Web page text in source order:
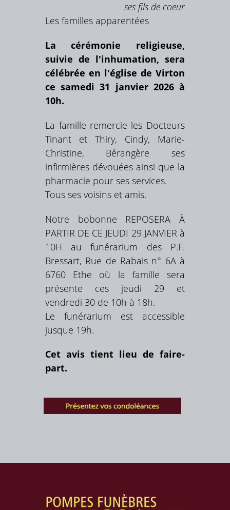
ses fils de coeur
Les familles apparentées
La cérémonie religieuse,
suivie de l'inhumation, sera
célébrée en l'église de Virton
ce samedi 31 janvier 2026 à
10h.
La famille remercie les Docteurs
Tinant et Thiry, Cindy, Marie-
Christine, Bérangère ses
infirmières dévouées ainsi que la
pharmacie pour ses services.
Tous ses voisins et amis.
Notre bobonne REPOSERA À
PARTIR DE CE JEUDI 29 JANVIER à
10H au funérarium des P.F.
Bressart, Rue de Rabais n° 6A à
6760 Ethe où la famille sera
présente ces jeudi 29 et
vendredi 30 de 10h à 18h.
Le funérarium est accessible
jusque 19h.
Cet avis tient lieu de faire-
part.